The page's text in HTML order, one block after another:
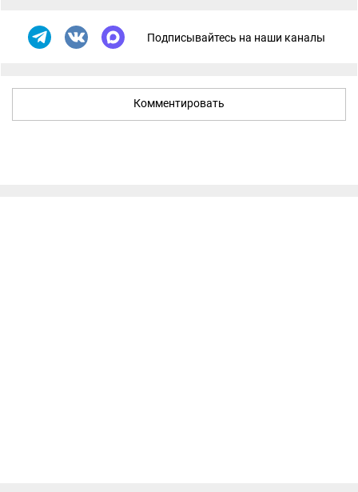
Подписывайтесь на наши каналы
Комментировать